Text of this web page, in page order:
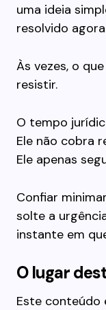
uma ideia
resolvido
Às vezes, o
resistir.
O tempo
Ele não cobra
Ele apenas
Confiar
solte a
instante em
O lugar
Este